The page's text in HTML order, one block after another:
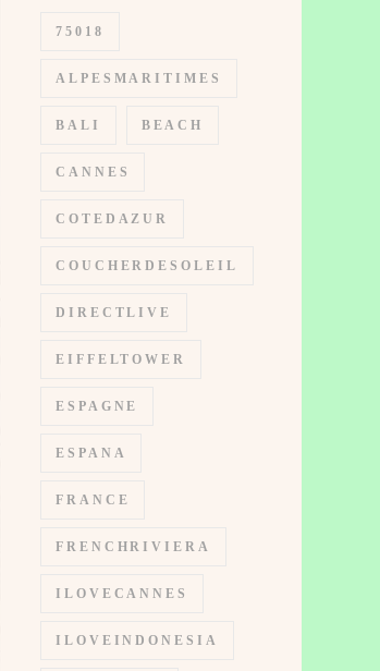
75018
ALPESMARITIMES
BALI BEACH
CANNES
COTEDAZUR
COUCHERDESOLEIL
DIRECTLIVE
EIFFELTOWER
ESPAGNE
ESPANA
FRANCE
FRENCHRIVIERA
ILOVECANNES
ILOVEINDONESIA